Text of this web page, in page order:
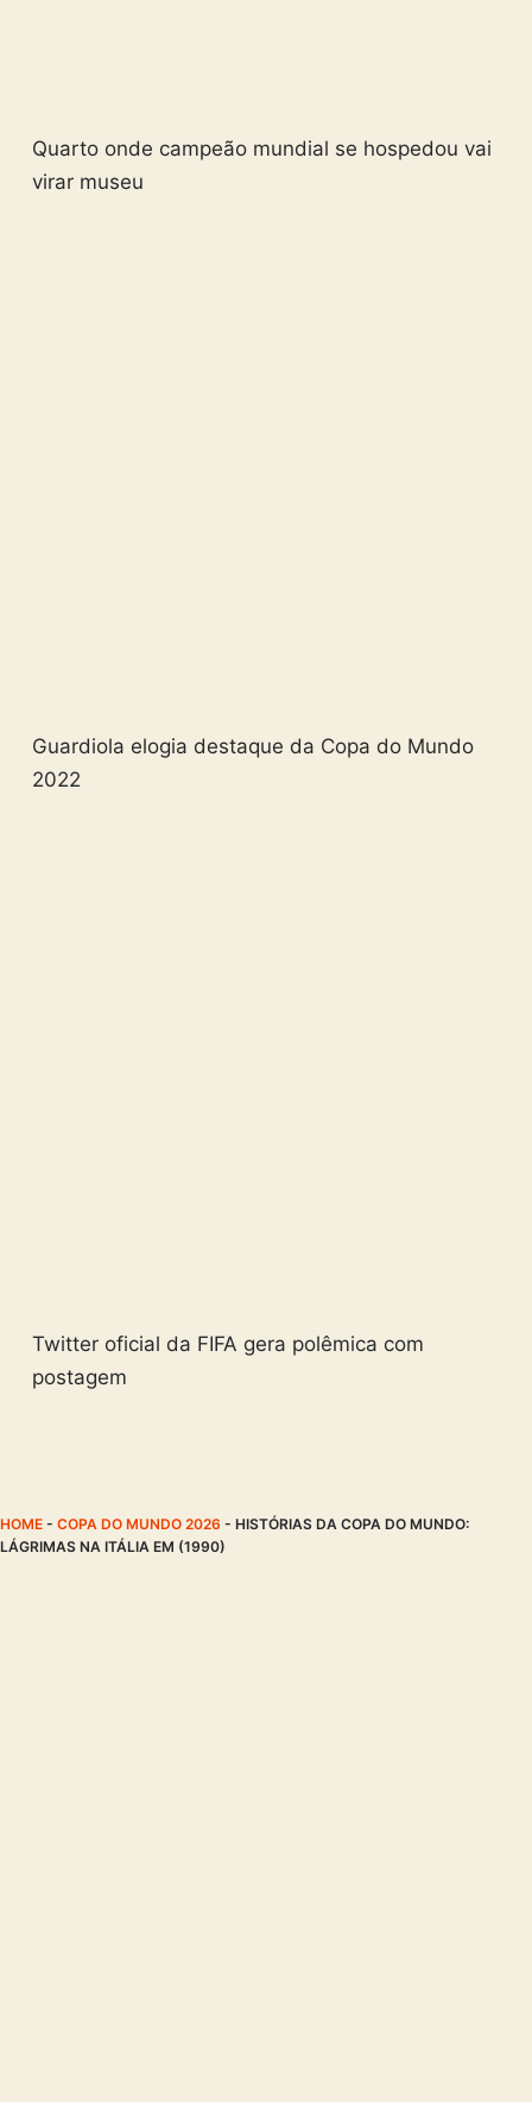
Quarto onde campeão mundial se hospedou vai
virar museu
Guardiola elogia destaque da Copa do Mundo
2022
Twitter oficial da FIFA gera polêmica com
postagem
HOME - COPA DO MUNDO 2026 - HISTÓRIAS DA COPA DO MUNDO:
LÁGRIMAS NA ITÁLIA EM (1990)